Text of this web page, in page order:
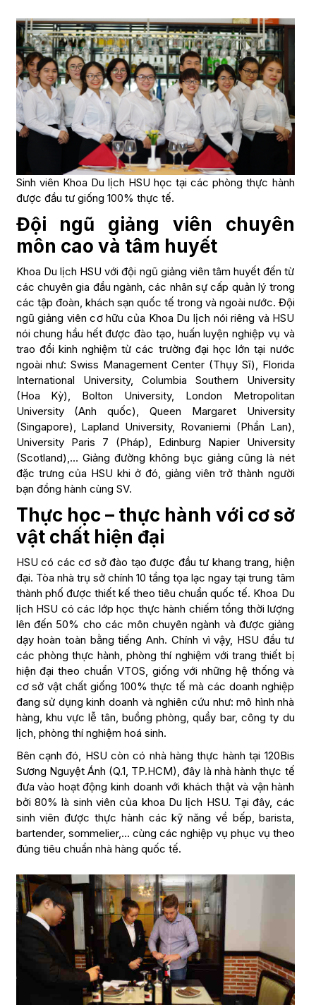
Sinh viên Khoa Du lịch HSU học tại các phòng thực hành
được đầu tư giống 100% thực tế.
Đội ngũ giảng viên chuyên
môn cao và tâm huyết
Khoa Du lịch HSU với đội ngũ giảng viên tâm huyết đến từ
các chuyên gia đầu ngành, các nhân sự cấp quản lý trong
các tập đoàn, khách sạn quốc tế trong và ngoài nước. Đội
ngũ giảng viên cơ hữu của Khoa Du lịch nói riêng và HSU
nói chung hầu hết được đào tạo, huấn luyện nghiệp vụ và
trao đổi kinh nghiệm từ các trường đại học lớn tại nước
ngoài như: Swiss Management Center (Thụy Sĩ), Florida
International University, Columbia Southern University
(Hoa Kỳ), Bolton University, London Metropolitan
University (Anh quốc), Queen Margaret University
(Singapore), Lapland University, Rovaniemi (Phần Lan),
University Paris 7 (Pháp), Edinburg Napier University
(Scotland),… Giảng đường không bục giảng cũng là nét
đặc trưng của HSU khi ở đó, giảng viên trở thành người
bạn đồng hành cùng SV.
Thực học – thực hành với cơ sở
vật chất hiện đại
HSU có các cơ sở đào tạo được đầu tư khang trang, hiện
đại. Tòa nhà trụ sở chính 10 tầng tọa lạc ngay tại trung tâm
thành phố được thiết kế theo tiêu chuẩn quốc tế. Khoa Du
lịch HSU có các lớp học thực hành chiếm tổng thời lượng
lên đến 50% cho các môn chuyên ngành và được giảng
dạy hoàn toàn bằng tiếng Anh. Chính vì vậy, HSU đầu tư
các phòng thực hành, phòng thí nghiệm với trang thiết bị
hiện đại theo chuẩn VTOS, giống với những hệ thống và
cơ sở vật chất giống 100% thực tế mà các doanh nghiệp
đang sử dụng kinh doanh và nghiên cứu như: mô hình nhà
hàng, khu vực lễ tân, buồng phòng, quầy bar, công ty du
lịch, phòng thí nghiệm hoá sinh.
Bên cạnh đó, HSU còn có nhà hàng thực hành tại 120Bis
Sương Nguyệt Ánh (Q.1, TP.HCM), đây là nhà hành thực tế
đưa vào hoạt động kinh doanh với khách thật và vận hành
bởi 80% là sinh viên của khoa Du lịch HSU. Tại đây, các
sinh viên được thực hành các kỹ năng về bếp, barista,
bartender, sommelier,… cùng các nghiệp vụ phục vụ theo
đúng tiêu chuẩn nhà hàng quốc tế.